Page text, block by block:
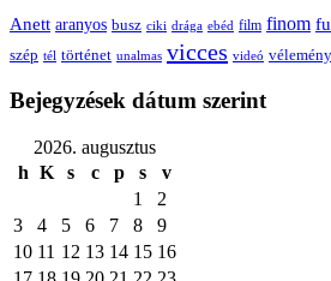
Anett aranyos busz ciki drága ebéd film finom
szép tél történet unalmas vicces videó vélemény
Bejegyzések dátum szerint
2026. augusztus
h K s c p s
v
1
2
3
4 5 6 7 8
9
10 11 12 13 14 15 16